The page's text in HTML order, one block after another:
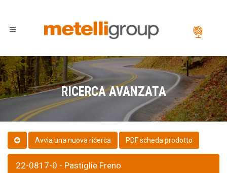
RICERCA AVANZATA
PDF scheda prodotto
22-0817-0 - Pastiglie Freno